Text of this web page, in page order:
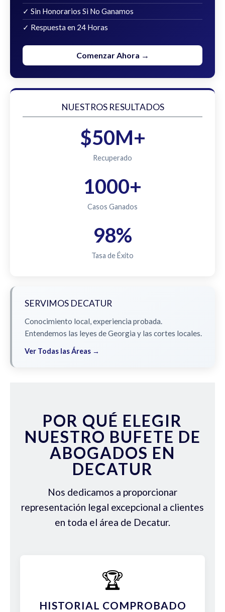
✓ Sin Honorarios Si No Ganamos
✓ Respuesta en 24 Horas
Comenzar Ahora →
NUESTROS RESULTADOS
$50M+
Recuperado
1000+
Casos Ganados
98%
Tasa de Éxito
SERVIMOS DECATUR
Conocimiento local, experiencia probada.
Entendemos las leyes de Georgia y las cortes locales.
Ver Todas las Áreas →
POR QUÉ ELEGIR
NUESTRO BUFETE DE
ABOGADOS EN
DECATUR
Nos dedicamos a proporcionar
representación legal excepcional a clientes
en toda el área de Decatur.
🏆
HISTORIAL COMPROBADO